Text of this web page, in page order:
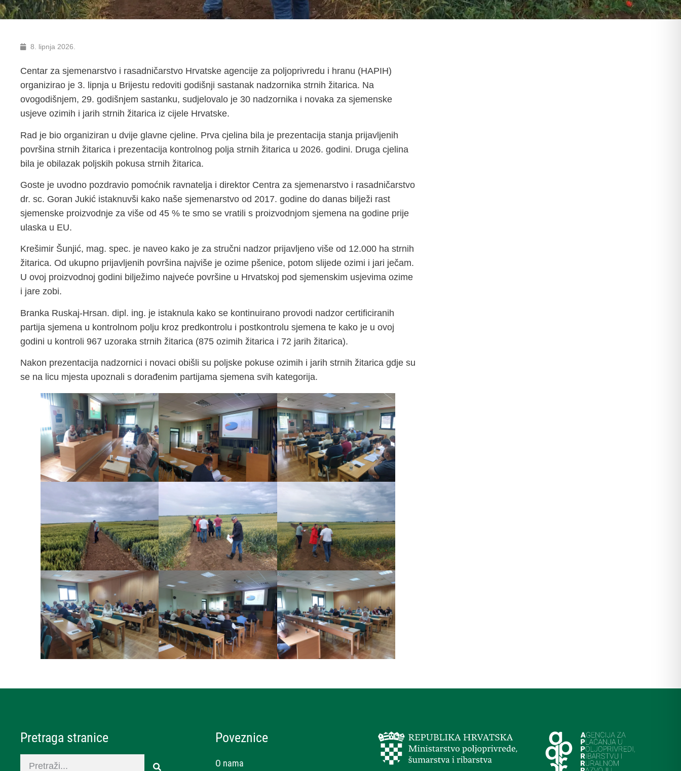
8. lipnja 2026.
Centar za sjemenarstvo i rasadničarstvo Hrvatske agencije za poljoprivredu i hranu (HAPIH)
organizirao je 3. lipnja u Brijestu redoviti godišnji sastanak nadzornika strnih žitarica. Na
ovogodišnjem, 29. godišnjem sastanku, sudjelovalo je 30 nadzornika i novaka za sjemenske
usjeve ozimih i jarih strnih žitarica iz cijele Hrvatske.
Rad je bio organiziran u dvije glavne cjeline. Prva cjelina bila je prezentacija stanja prijavljenih
površina strnih žitarica i prezentacija kontrolnog polja strnih žitarica u 2026. godini. Druga cjelina
bila je obilazak poljskih pokusa strnih žitarica.
Goste je uvodno pozdravio pomoćnik ravnatelja i direktor Centra za sjemenarstvo i rasadničarstvo
dr. sc. Goran Jukić istaknuvši kako naše sjemenarstvo od 2017. godine do danas bilježi rast
sjemenske proizvodnje za više od 45 % te smo se vratili s proizvodnjom sjemena na godine prije
ulaska u EU.
Krešimir Šunjić, mag. spec. je naveo kako je za stručni nadzor prijavljeno više od 12.000 ha strnih
žitarica. Od ukupno prijavljenih površina najviše je ozime pšenice, potom slijede ozimi i jari ječam.
U ovoj proizvodnoj godini bilježimo najveće površine u Hrvatskoj pod sjemenskim usjevima ozime
i jare zobi.
Branka Ruskaj-Hrsan. dipl. ing. je istaknula kako se kontinuirano provodi nadzor certificiranih
partija sjemena u kontrolnom polju kroz predkontrolu i postkontrolu sjemena te kako je u ovoj
godini u kontroli 967 uzoraka strnih žitarica (875 ozimih žitarica i 72 jarih žitarica).
Nakon prezentacija nadzornici i novaci obišli su poljske pokuse ozimih i jarih strnih žitarica gdje su
se na licu mjesta upoznali s dorađenim partijama sjemena svih kategorija.
Pretraga stranice Poveznice
O nama